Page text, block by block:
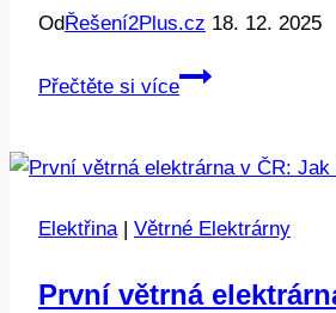
Od Řešení2Plus.cz 18. 12. 2025
Přečtěte si více
Koupě
hledat
nejlepší
Elektřina| Větrné Elektrárny
První větrná